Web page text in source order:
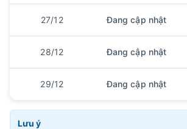
27/12 Đang cập nhật
28/12 Đang cập nhật
29/12 Đang cập nhật
Lưu ý